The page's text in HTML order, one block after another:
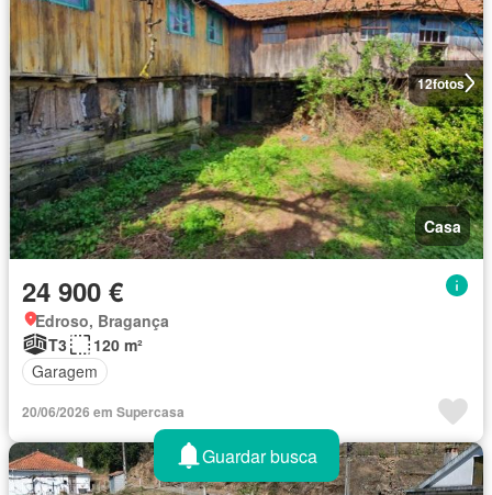
12fotos
Casa
24 900 €
Edroso, Bragança
T3
120 m²
Garagem
20/06/2026 em Supercasa
Guardar busca